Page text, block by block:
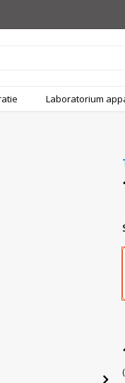
Laboratorium